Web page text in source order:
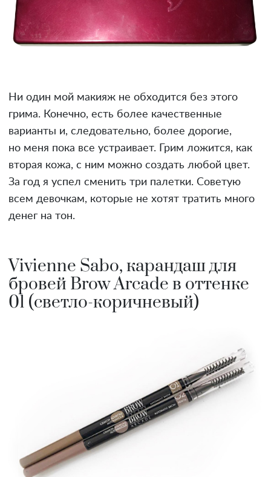
Ни один мой макияж не обходится без этого
грима. Конечно, есть более качественные
варианты и, следовательно, более дорогие,
но меня пока все устраивает. Грим ложится, как
вторая кожа, с ним можно создать любой цвет.
За год я успел сменить три палетки. Советую
всем девочкам, которые не хотят тратить много
денег на тон.
Vivienne Sabo, карандаш для
бровей Brow Arcade в оттенке
01 (светло-коричневый)